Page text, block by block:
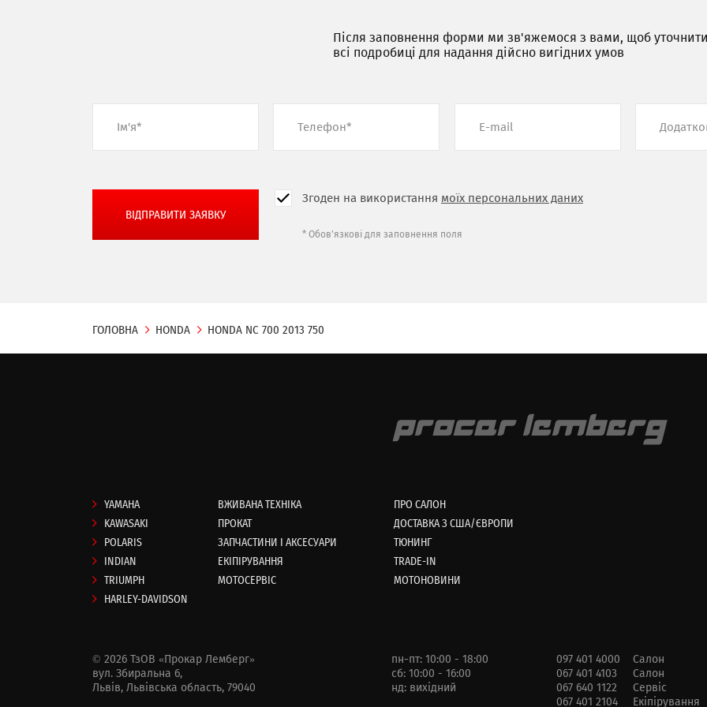
Після заповнення форми ми зв'яжемося з вами, щоб
всі подробиці для надання дійсно вигідних умов
Згоден на використання моїх персональних даних
* Обов'язкові для заповнення поля
ГОЛОВНА HONDA HONDA NC 700 2013 750
YAMAHA
KAWASAKI
POLARIS
INDIAN
TRIUMPH
HARLEY-DAVIDSON
ВЖИВАНА ТЕХНІКА
ПРОКАТ
ЗАПЧАСТИНИ І АКСЕСУАРИ
ЕКІПІРУВАННЯ
МОТОСЕРВІС
ПРО САЛОН
ДОСТАВКА З США/ЄВРОПИ
ТЮНИНГ
TRADE-IN
МОТОНОВИНИ
© 2026 ТзОВ «Прокар Лемберг»
вул. Збиральна 6,
Львів, Львівська область, 79040
пн-пт: 10:00 - 18:00
сб: 10:00 - 16:00
нд: вихідний
097 401 4000
Салон
067 401 4103
Салон
067 640 1122
Сервіс
067 401 2104
Екіпірування